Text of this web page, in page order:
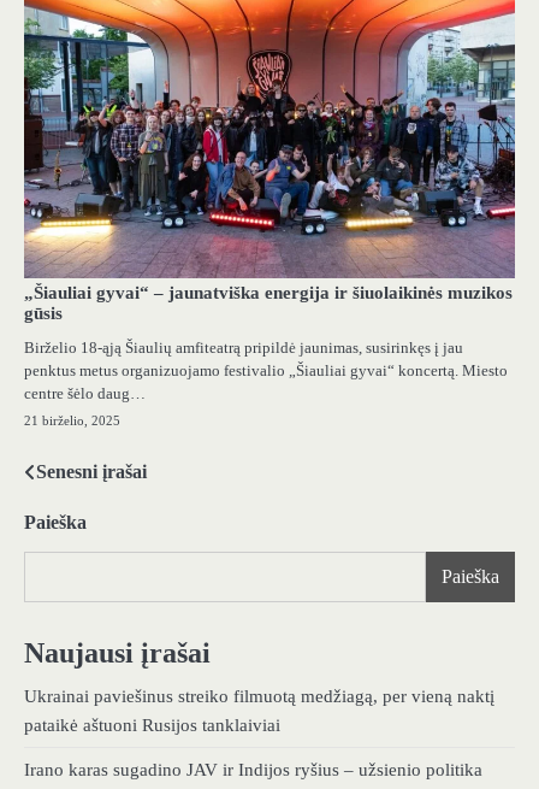
„Šiauliai gyvai“ – jaunatviška energija ir šiuolaikinės muzikos
gūsis
Birželio 18-ąją Šiaulių amfiteatrą pripildė jaunimas, susirinkęs į jau
penktus metus organizuojamo festivalio „Šiauliai gyvai“ koncertą. Miesto
centre šėlo daug…
21 birželio, 2025
Navigacija
tarp
Senesni įrašai
Paieška
Paieška
Naujausi įrašai
Ukrainai paviešinus streiko filmuotą medžiagą, per vieną naktį
pataikė aštuoni Rusijos tanklaiviai
Irano karas sugadino JAV ir Indijos ryšius – užsienio politika